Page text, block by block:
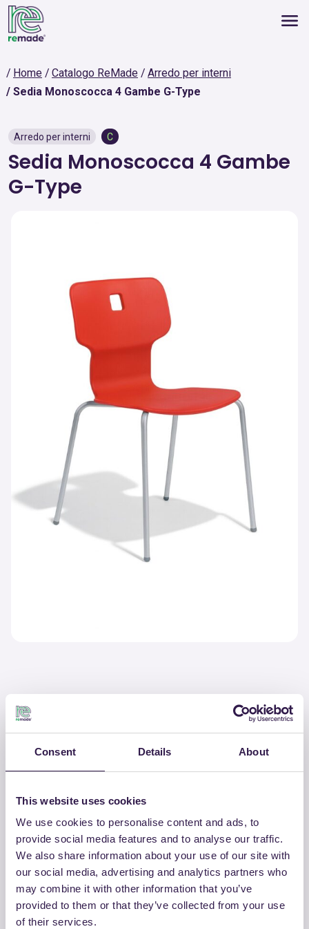
Consent Details About
This website uses cookies
We use cookies to personalise content and ads, to
provide social media features and to analyse our traffic.
We also share information about your use of our site with
our social media, advertising and analytics partners who
may combine it with other information that you’ve
provided to them or that they’ve collected from your use
of their services.
Home Catalogo ReMade
Arredo per interni
Sedia Monoscocca 4 Gambe G-Type
Arredo per interni C
Sedia Monoscocca 4 Gambe
G-Type
G.A.M. GONZAGARREDI MONTESSORI SRL
Sedia monoscocca
Numero prodotto
RM-PRC02649-23
Materiale
Plastica
ALTRI PRODOTTI
Guarda la lista completa dei prodotti
certificati di G.A.M. GONZAGARREDI
MONTESSORI SRL